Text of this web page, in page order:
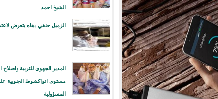
الشيخ احمد
الزميل حنفي دهاه يتعرض لاعتداء آثم
المدير الجهوى للتربية واصلاح التعليم على
مستوى انواكشوط الجنوبية على مستوى
المسؤولية